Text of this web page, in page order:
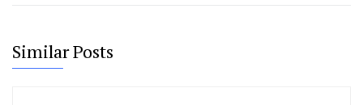
Similar Posts